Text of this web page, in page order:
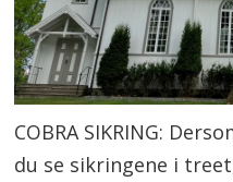
COBRA SIKRING:
du se sikringene i